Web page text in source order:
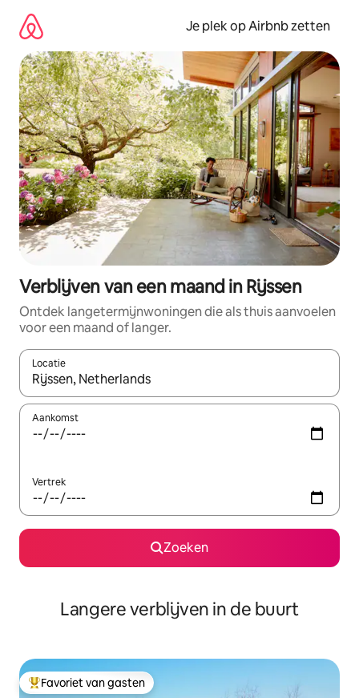
direct
naar
inhoud
Je plek op Airbnb zetten
Verblijven van een maand in Rijssen
Ontdek langetermijnwoningen die als thuis aanvoelen
voor een maand of langer.
Locatie
Wanneer er resultaten beschikbaar zijn, maak je een keuze
Aankomst
Vertrek
Zoeken
Langere verblijven in de buurt
Topfavoriet van gasten
Favoriet van gasten